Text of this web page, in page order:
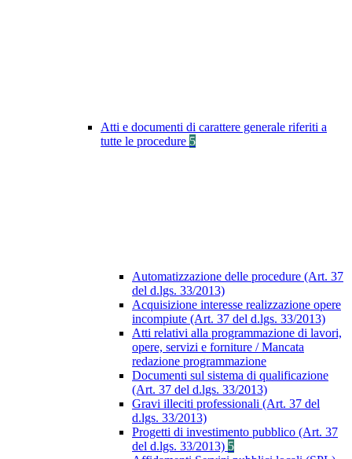
Atti e documenti di carattere generale riferiti a
tutte le procedure 5
Automatizzazione delle procedure (Art. 37
del d.lgs. 33/2013)
Acquisizione interesse realizzazione opere
incompiute (Art. 37 del d.lgs. 33/2013)
Atti relativi alla programmazione di lavori,
opere, servizi e forniture / Mancata
redazione programmazione
Documenti sul sistema di qualificazione
(Art. 37 del d.lgs. 33/2013)
Gravi illeciti professionali (Art. 37 del
d.lgs. 33/2013)
Progetti di investimento pubblico (Art. 37
del d.lgs. 33/2013) 5